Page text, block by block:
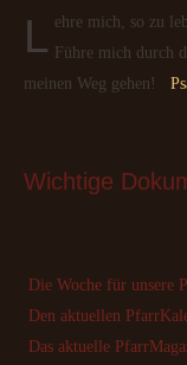
Lehre mich, so zu leben, wie du es willst, denn du bist mein Gott! Führe mich durch
meinen Weg gehen!
Wichtige
Die Woche für unsere
Den aktuellen
Das aktuelle